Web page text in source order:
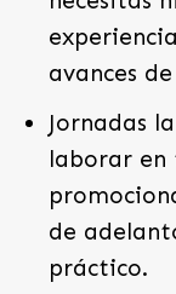
avances
Jornadas
laborar
de
práctico.